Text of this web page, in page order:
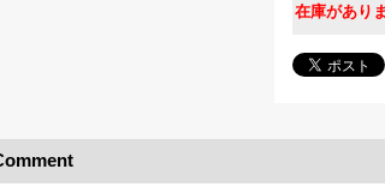
在庫があり